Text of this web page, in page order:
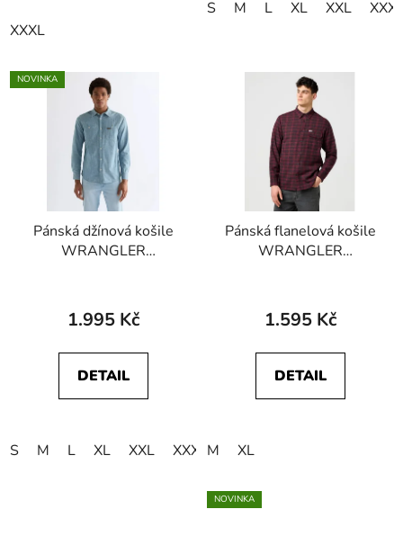
XXXL
S M L XL XXL
NOVINKA
Pánská džínová košile
WRANGLER
Indigo
1.995 Kč
DETAIL
S M L XL XXL XXXL
Pánská flanelová košile
WRANGLER
Wine
1.595 Kč
DETAIL
M XL
NOVINKA